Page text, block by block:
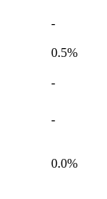
-
0.5%
-
-
0.0%